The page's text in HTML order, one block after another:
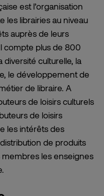
est l’organisation
les librairies au niveau
auprès de leurs
compte plus de 800
diversité culturelle, la
le développement de
de libraire. A
de loisirs culturels
de loisirs
les intérêts des
de produits
les enseignes